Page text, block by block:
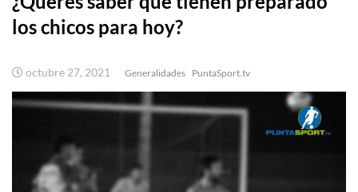
los chicos para hoy?
octubre 27, 2021 Generalidades PuntaSport.tv